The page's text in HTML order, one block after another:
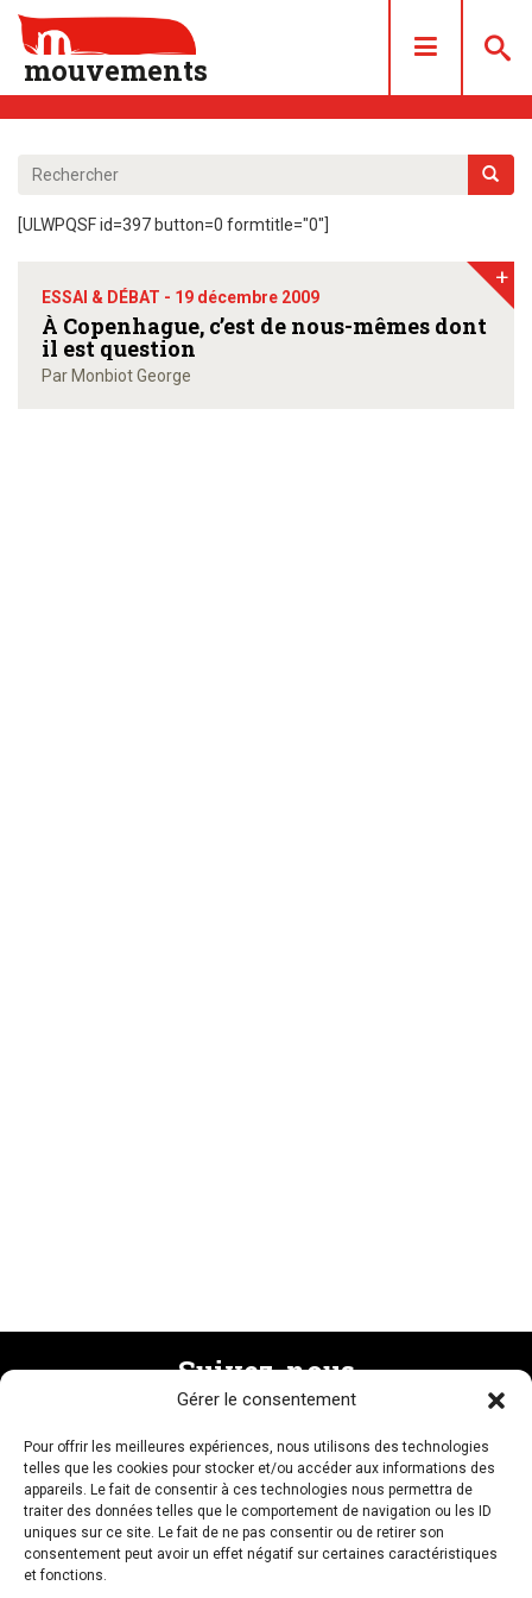
Gérer le consentement
Pour offrir les meilleures expériences, nous utilisons des technologies
telles que les cookies pour stocker et/ou accéder aux informations des
appareils. Le fait de consentir à ces technologies nous permettra de
traiter des données telles que le comportement de navigation ou les ID
uniques sur ce site. Le fait de ne pas consentir ou de retirer son
consentement peut avoir un effet négatif sur certaines caractéristiques
et fonctions.
mouvements
LES NUMÉROS
ACHAT/ABONNEMENT
CONTACT
[ULWPQSF id=397 button=0 formtitle="0"]
ESSAI & DÉBAT - 19 décembre 2009
À Copenhague, c’est de nous-mêmes dont
il est question
Par Monbiot George
+
Suivez-nous
Recevez la newsletter